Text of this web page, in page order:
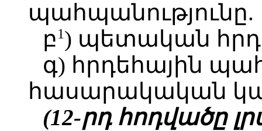
պահպանությունը.
բ1) պետական
գ) հրդեհային
հասարակական
(12-րդ հոդվածը